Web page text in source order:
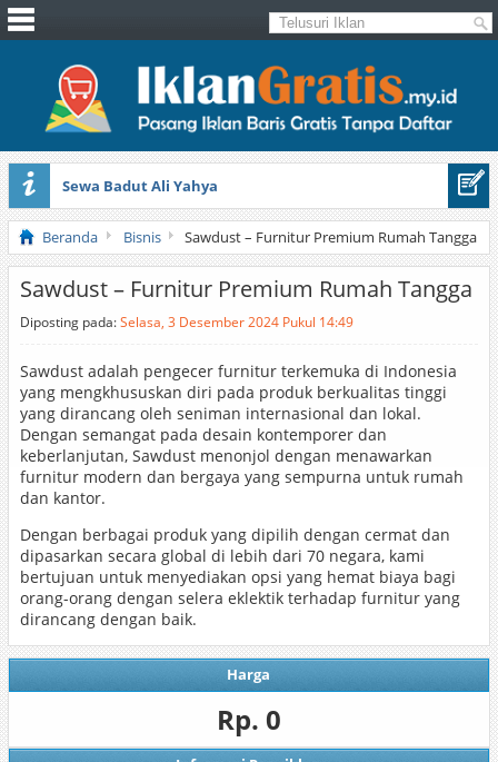
Sewa Badut Ali Yahya
Honda Brio 1.3 E AT CBU 2012 Putih
Beranda Bisnis Sawdust – Furnitur Premium Rumah Tangga
Sawdust – Furnitur Premium Rumah Tangga
Diposting pada:Selasa, 3 Desember 2024 Pukul 14:49
Sawdust adalah pengecer furnitur terkemuka di Indonesia
yang mengkhususkan diri pada produk berkualitas tinggi
yang dirancang oleh seniman internasional dan lokal.
Dengan semangat pada desain kontemporer dan
keberlanjutan, Sawdust menonjol dengan menawarkan
furnitur modern dan bergaya yang sempurna untuk rumah
dan kantor.
Dengan berbagai produk yang dipilih dengan cermat dan
dipasarkan secara global di lebih dari 70 negara, kami
bertujuan untuk menyediakan opsi yang hemat biaya bagi
orang-orang dengan selera eklektik terhadap furnitur yang
dirancang dengan baik.
Harga
Rp. 0